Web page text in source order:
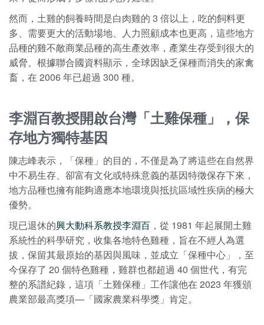
然而，土雞的飼養時間是白肉雞的 3 倍以上，吃的飼料更
多、需要更大的活動場地、人力照顧成本也更高，這些地方
品種的雞不敵商業品種的高生產效率，產業生存受到很大的
威脅。根據聯合國資料顯示，全球因缺乏保種而消失的家禽
畜，在 2006 年已超過 300 種。
李淵百教授開啟台灣「土雞保種」，保
存地方獨特基因
陳志峰表示，「保種」的目的，不僅是為了將這些在自然界
中不易生存、卻富有文化或特殊意義的基因特徵保存下來，
地方品種也擁有能夠適應本地環境與抵抗區域性疾病的極大
優勢。
現已退休的興大動科系教授李淵百 ，從 1981 年起展開土雞
系統性的科學研究，收集各地特色雞種，旨在不經人為選
拔，保留其最原始的基因與風味，並成立「保種中心」，至
今保存了 20 個特色雞種，雞群也都超過 40 個世代，有完
整的系譜紀錄，這項「土雞保種」工作讓他在 2023 年獲頒
農業部最高獎項—「國家農業科學獎」肯定。